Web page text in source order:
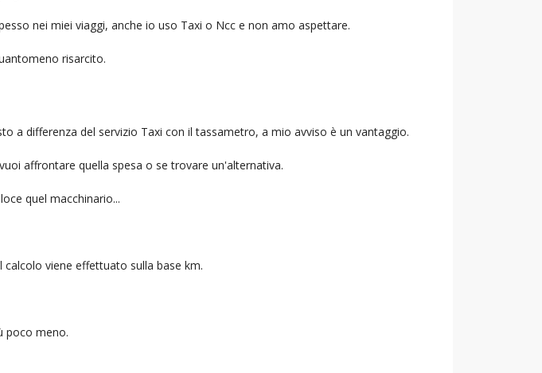
nei miei viaggi, anche io uso Taxi o Ncc e non amo aspettare.
risarcito.
a differenza del servizio Taxi con il tassametro, a mio avviso è un vantaggio.
affrontare quella spesa o se trovare un'alternativa.
quel macchinario...
viene effettuato sulla base km.
poco meno.